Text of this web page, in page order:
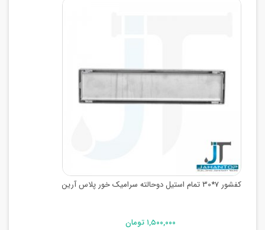
کفشور 7*30 تمام استیل دوحالته سرامیک خور پلاس آرین
۱,۵۰۰,۰۰۰ تومان